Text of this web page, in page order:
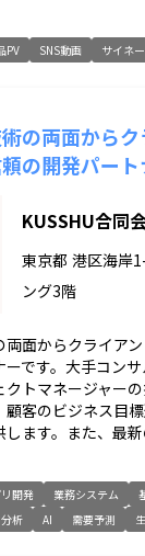
PV SNS動画 サイネ
の両面から
の開発パート
KUSSHU合同
東京都 港区海岸
ング3階
両面からクライア
です。大手コン
トマネージャー
顧客のビジネス目
ます。また、最新
開発 業務システム
析 AI 需要予測